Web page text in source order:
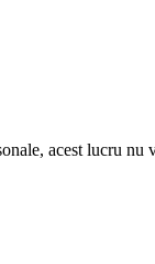
acest lucru nu